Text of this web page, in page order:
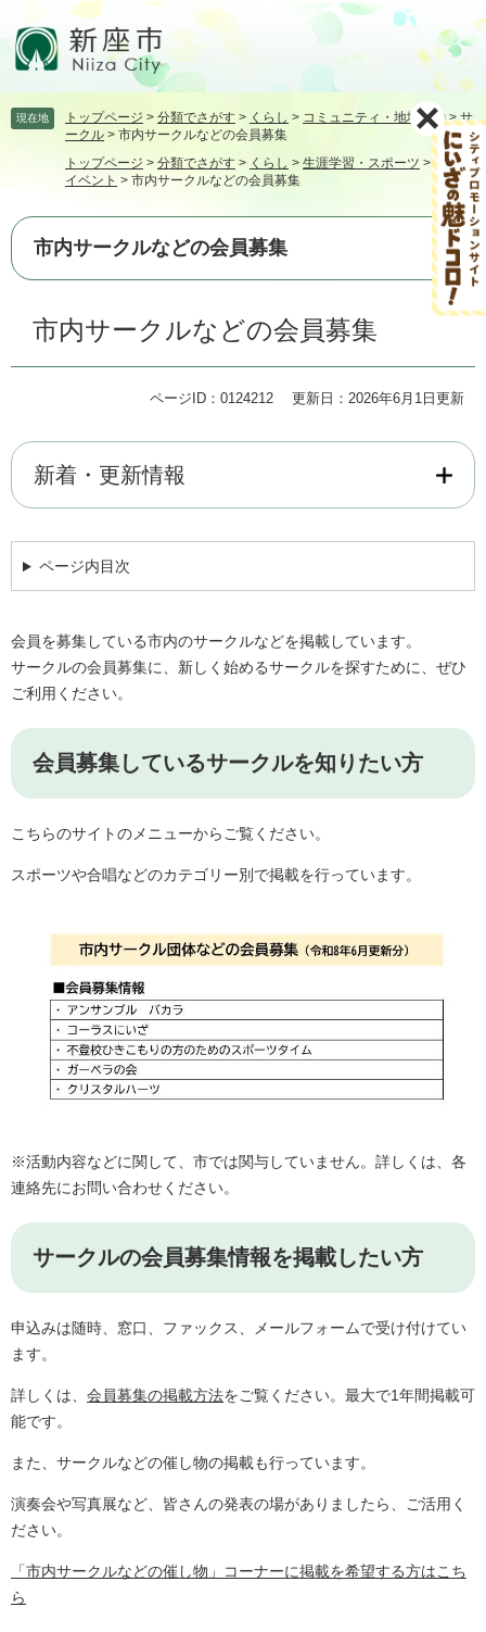
頭飛
文
へ
現在地 トップページ > 分類でさがす > くらし > コミュニティ・地域活動 >サ
ークル > 市内サークルなどの会員募集
トップページ > 分類でさがす > くらし > 生涯学習・スポーツ >講座・
イベント > 市内サークルなどの会員募集
市内サークルなどの会員募集
市内サークルなどの会員募集
ページID：0124212 更新日：2026年6月1日更新
新着・更新情報
ページ内目次
会員を募集している市内のサークルなどを掲載しています。
サークルの会員募集に、新しく始めるサークルを探すために、ぜひ
ご利用ください。
会員募集しているサークルを知りたい方
こちらのサイトのメニューからご覧ください。
スポーツや合唱などのカテゴリー別で掲載を行っています。
※活動内容などに関して、市では関与していません。詳しくは、各
連絡先にお問い合わせください。
サークルの会員募集情報を掲載したい方
申込みは随時、窓口、ファックス、メールフォームで受け付けてい
ます。
詳しくは、 会員募集の掲載方法をご覧ください。最大で1年間掲載可
能です。
また、サークルなどの催し物の掲載も行っています。
演奏会や写真展など、皆さんの発表の場がありましたら、ご活用く
ださい。
「市内サークルなどの催し物」コーナーに掲載を希望する方はこち
ら